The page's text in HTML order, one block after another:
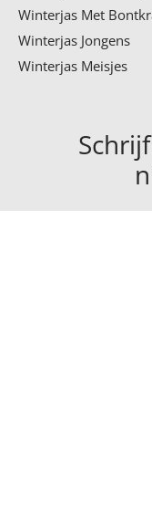
Winterjas Met
Winterjas Jongens
Winterjas Meisjes